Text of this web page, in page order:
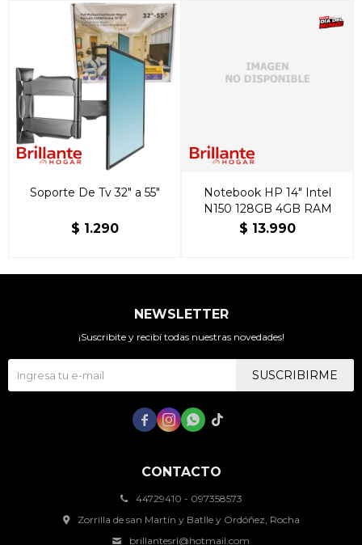
Soporte De Tv 32" a 55"
$ 1.290
Notebook HP 14" Intel
N150 128GB 4GB RAM
$ 13.990
CONTACTO
44729410 - 097358573
Zorrilla de san Martín y Batlle y Ordóñez, Rocha
brillantesrl@hotmail.com
NEWSLETTER
¡Suscribite y recibí todas nuestras novedades!
SUSCRIBIRME
   